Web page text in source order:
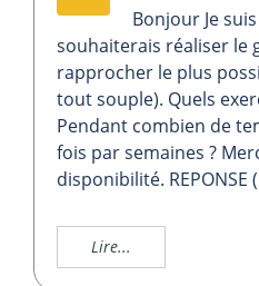
Bonjour Je
souhaiterais réaliser le
rapprocher le plus
tout souple). Quels
Pendant combien de
fois par semaines ?
disponibilité. REPONSE
Lire...